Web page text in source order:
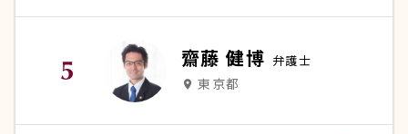
齋藤 健博 弁護士
place 東京都